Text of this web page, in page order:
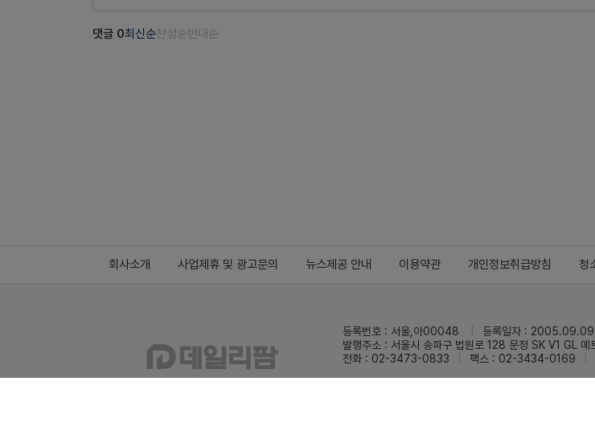
댓글 0최신순찬성순반대순
회사소개 사업제휴 및 광고문의 뉴스제공 안내 이용약관 개인정보취급방침 청
등록번호 : 서울,아00048 등록일자 : 2005.09.09
발행주소 : 서울시 송파구 법원로 128 문정 SK V1 GL 메
전화 : 02-3473-0833
팩스 : 02-3434-0169